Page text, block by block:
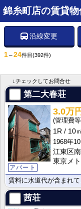
錦糸町店の賃貸
沿線変更
1～24件目 (392件)
↓チェックしてお問合せ
第二大春荘
アパート
3.0万
1R
10
1968年10
江東区
東京メ
賃料に水道代が含まれて
茜荘